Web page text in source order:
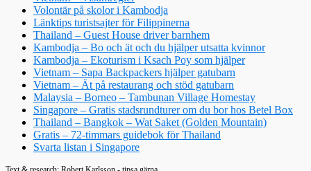
Volontär på skolor i Kambodja
Länktips turistsajter för Filippinerna
Thailand – Guest House driver barnhem
Kambodja – Bo och ät och du hjälper utsatta kvinnor
Kambodja – Ekoturism i Ksach Poy som hjälper
Vietnam – Sapa Backpackers hjälper gatubarn
Vietnam – Ät på restaurang och stöd gatubarn
Malaysia – Borneo – Tambunan Village Homestay
Singapore – Gratis stadsrundturer om du bor hos Betel Box
Thailand – Bangkok – Wat Saket (Golden Mountain)
Gratis – 72-timmars guidebok för Thailand
Svarta listan i Singapore